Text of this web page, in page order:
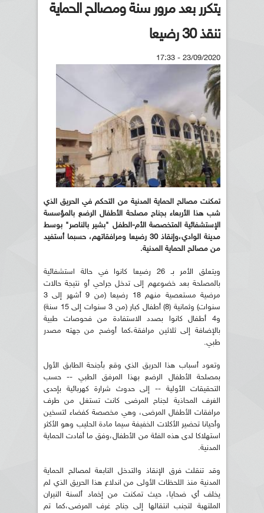
يتكرر بعد مرور سنة ومصالح الحماية
تنقذ 30 رضيعا
23/09/2020 - 17:33
تمكنت مصالح الحماية المدنية من التحكم في الحريق الذي
شب هذا الأربعاء بجناح مصلحة الأطفال الرضع بالمؤسسة
الإستشفائية المتخصصة الأم-الطفل "بشير بالناصر" بوسط
مدينة الوادي،وإنقاذ 30 رضيعا ومرافقاتهم، حسبما أستفيد
من مصالح الحماية المدنية.
ويتعلق الأمر بـ 26 رضيعا كانوا في حالة استشفائية
بالمصلحة بعد خضوعهم إلى تدخل جراحي أو نتيجة حالات
مرضية مستعصية منهم 18 رضيعا (من 9 أشهر إلى 3
سنوات) وثمانية (8) أطفال كبار (من 3 سنوات إلى 15 سنة)
و4 أطفال كانوا بصدد الاستفادة من فحوصات طبية
بالإضافة إلى ثلاثين مرافقة،كما أوضح من جهته مصدر
طبي.
وتعود أسباب هذا الحريق الذي وقع بأجنحة الطابق الأول
بمصلحة الأطفال الرضع بهذا المرفق الطبي -- حسب
التحقيقات الأولية -- إلى حدوث شرارة كهربائية بإحدى
الغرف المحاذية لجناح المرضى كانت تستغل من طرف
مرافقات الأطفال المرضى، وهي مخصصة كفضاء لتسخين
وأحيانا تحضير الأكلات الخفيفة سيما مادة الحليب وهو الأكثر
استهلاكا لدى هذه الفئة من الأطفال،وفق ما أفادت الحماية
المدنية.
وقد تنقلت فرق الإنقاذ والتدخل التابعة لمصالح الحماية
المدنية منذ اللحظات الأولى من اندلاع هذا الحريق الذي لم
يخلف أي ضحايا، حيث تمكنت من إخماد ألسنة النيران
الملتهبة لتجنب انتقالها إلى جناح غرف المرضى،كما تم